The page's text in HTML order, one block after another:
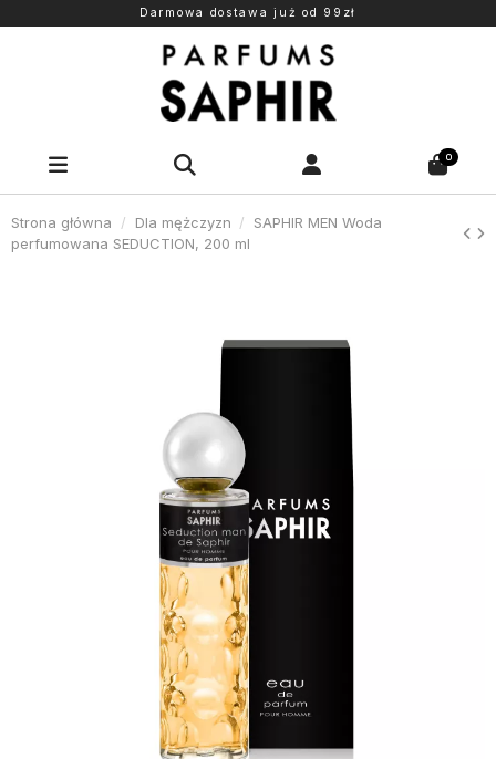
Darmowa dostawa już od 99zł
0
Strona główna Dla mężczyzn
SAPHIR MEN Woda
perfumowana SEDUCTION, 200 ml